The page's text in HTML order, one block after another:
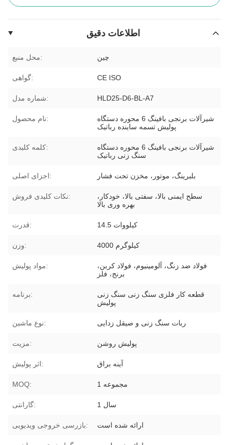
اطلاعات دقیق
محل منبع: چین
گواهی: CE ISO
شماره مدل: HLD25-D6-BL-A7
نام محصول:
شیرآلات برنجی بافینگ 6 محوره دستگاه
پولیش تسمه ساینده رباتیک
کلمه کلیدی:
شیرآلات برنجی بافینگ 6 محوره دستگاه
سنگ زنی رباتیک
اجزای اصلی: بلبرینگ، موتور، مخزن تحت فشار
نکات کلیدی فروش:
سطح ایمنی بالا، سفتی بالا، خودکار،
بهره وری بالا
قدرت: 14.5 کیلووات
وزن: 4000 کیلوگرم
مواد پولیش:
فولاد ضد زنگ، آلومینیوم، فولاد کربن،
برنج، فلز
برنامه:
قطعه کار فلزی سنگ زنی سنگ زنی
پولیش
نوع ماشین: ربات سنگ زنی و صیقل زدایی
مزیت: پولیش روشن
اثر پولیش: آینه براق
MOQ: 1 مجموعه
گارانتی: 1 سال
بازرسی خروجی ویدیویی: ارائه شده است